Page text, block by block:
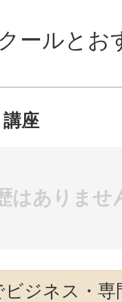
ールとお
座
はありませ
ビジネス・